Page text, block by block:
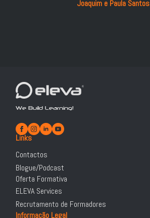
Joaquim e Paula Santos
We Build Learning!
Links
Contactos
Blogue/Podcast
Oferta Formativa
ELEVA Services
Recrutamento de Formadores
Informação Legal